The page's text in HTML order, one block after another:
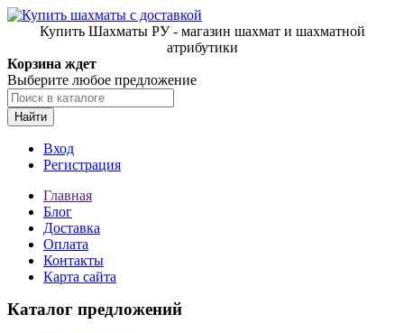
Купить Шахматы РУ - магазин шахмат и шахматной
атрибутики
Корзина ждет
Выберите любое предложение
Найти
Вход
Регистрация
Главная
Блог
Доставка
Оплата
Контакты
Карта сайта
Каталог предложений